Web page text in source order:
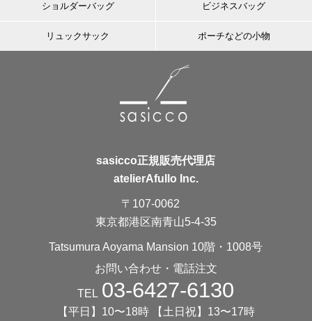
ショルダーバッグ ビジネスバッグ
リュックサック ポーチなどの小物
sasicco正規販売代理店
atelierAfullo Inc.
〒107-0062
東京都港区南青山5-4-35
Tatsumura Aoyama Mansion 10階・1008号
お問い合わせ・電話注文
TEL 03-6427-6130
【平日】10〜18時 【土日祝】13〜17時